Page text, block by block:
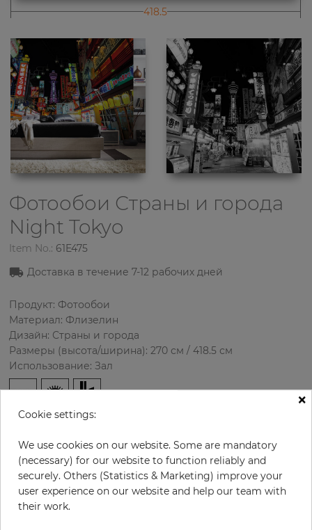
418.5
Фотообои Страны и города
Night Tokyo
Item No.: 61E475
Доставка в течение 7-12 рабочих дней
Продукт: Фотообои
Материал: Флизелин
Дизайн: Страны и города
Размеры (высота/ширина): 270 см / 418.5 см
Использование: Зал
В:
×
Cookie settings:
We use cookies on our website. Some are mandatory
(necessary) for our website to function reliably and
securely. Others (Statistics & Marketing) improve your
user experience on our website and help our team with
their work.